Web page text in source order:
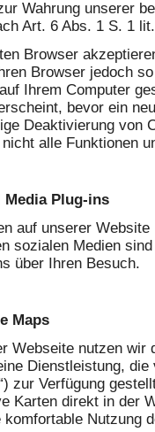
Wahrung unserer
Art. 6 Abs. 1 S. 1
Browser
Browser jedoch
Ihrem Computer
bevor ein
Deaktivierung von
alle Funktionen
Media Plug-ins
auf unserer
sozialen Medien
über Ihren Besuch.
Maps
Webseite nutzen wir
Dienstleistung,
zur Verfügung
Karten direkt in der
komfortable Nutzung